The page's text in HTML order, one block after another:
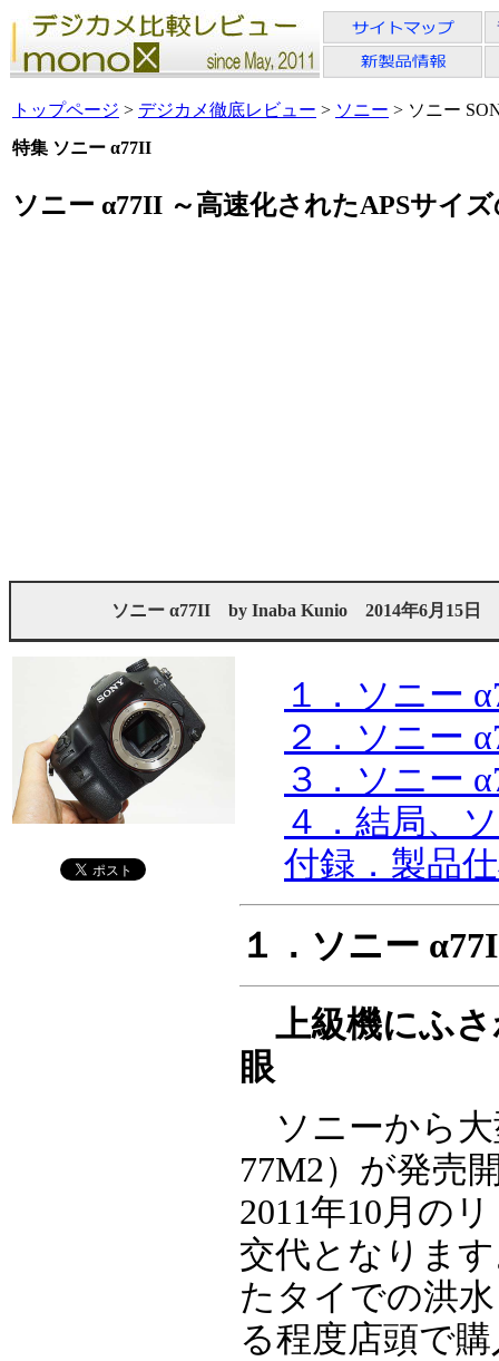
トップページ > デジカメ徹底レビュー > ソニー > ソニー
特集 ソニー α77II
ソニー α77II ～高速化されたAPSサイ
ソニー α77II by Inaba Kunio 2014年6月15日
１．ソニー
２．ソニー
３．ソニー
４．結局、
付録．製品
１．ソニー
上級機にふさ
眼
ソニーから大
77M2）が発売
2011年10月の
交代となりま
たタイでの洪
る程度店頭で